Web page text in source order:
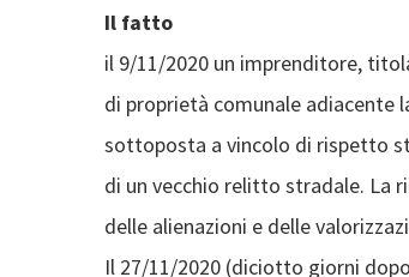
Il fatto
il 9/11/2020 un imprenditore,
di proprietà comunale adiacente
sottoposta a vincolo di rispetto
di un vecchio relitto stradale. La
delle alienazioni e delle
Il 27/11/2020 (diciotto giorni